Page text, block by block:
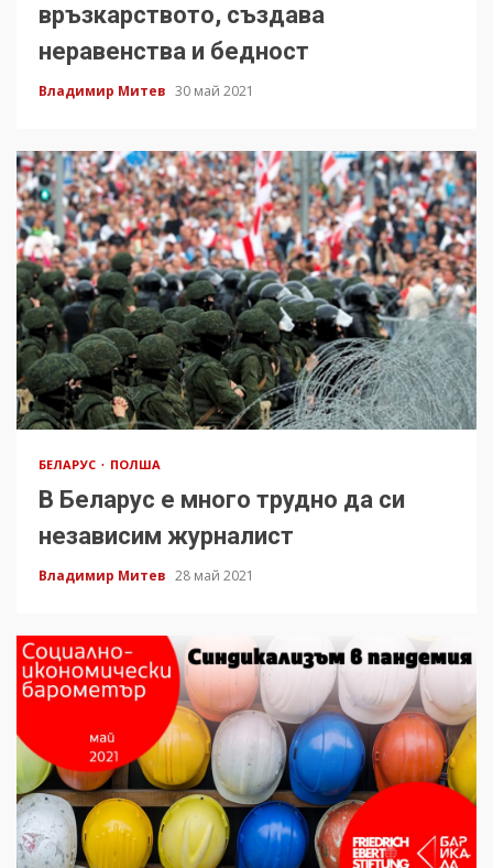
връзкарството, създава
неравенства и бедност
Владимир Митев 30 май 2021
БЕЛАРУС ПОЛША
В Беларус е много трудно да си
независим журналист
Владимир Митев 28 май 2021